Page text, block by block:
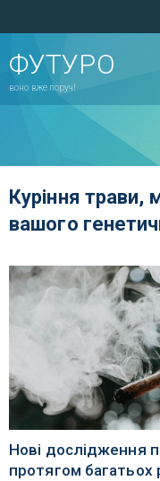
ФУТУРО
воно вже поруч!
Куріння трави,
вашого
Нові дослідження
протягом багатьох